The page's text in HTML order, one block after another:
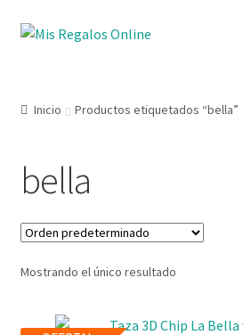
Secciones
Ofertas
Novedades
Lista de deseos
Inicio Productos etiquetados “bella”
bella
Mostrando el único resultado